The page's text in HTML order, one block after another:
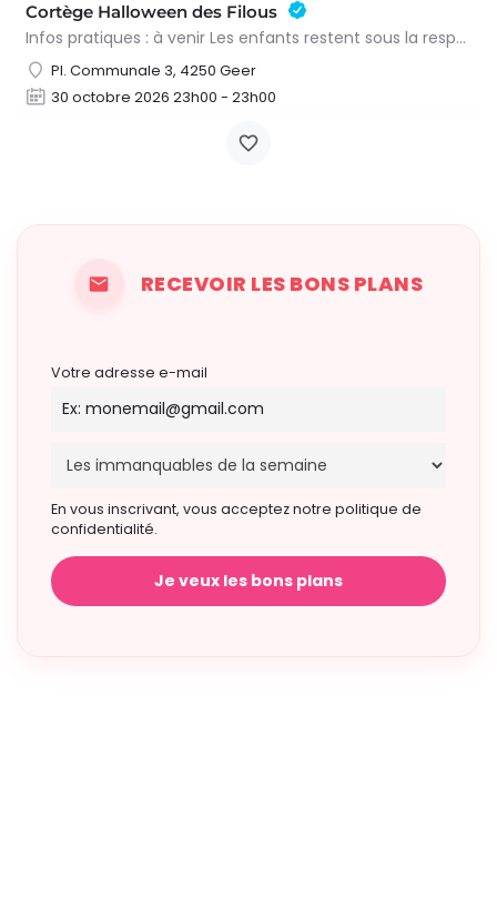
Cortège Halloween des Filous
Infos pratiques : à venir Les enfants restent sous la responsabilité de leurs parents durant tout le…
Pl. Communale 3, 4250 Geer
30 octobre 2026 23h00 - 23h00
RECEVOIR LES BONS PLANS
Votre adresse e-mail
En vous inscrivant, vous acceptez notre politique de
confidentialité.